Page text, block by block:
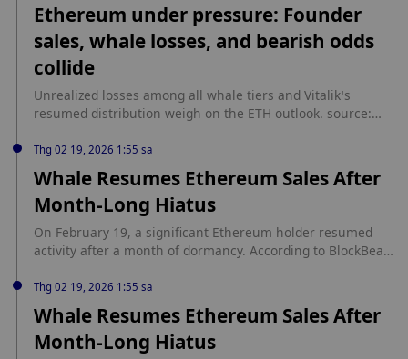
Ethereum under pressure: Founder
sales, whale losses, and bearish odds
collide
Unrealized losses among all whale tiers and Vitalik’s
resumed distribution weigh on the ETH outlook. source:
sales-whale-losses-and-bearish-odds-collide/
Thg 02 19, 2026 1:55 sa
Whale Resumes Ethereum Sales After
Month-Long Hiatus
On February 19, a significant Ethereum holder resumed
activity after a month of dormancy. According to BlockBeats
starting with 0xF4E, deposited 12,840 ETH into a centralized
exchange (CEX) within the past 14 hours. This marks a
notable transaction following a period of inactivity.
Thg 02 19, 2026 1:55 sa
Whale Resumes Ethereum Sales After
Month-Long Hiatus